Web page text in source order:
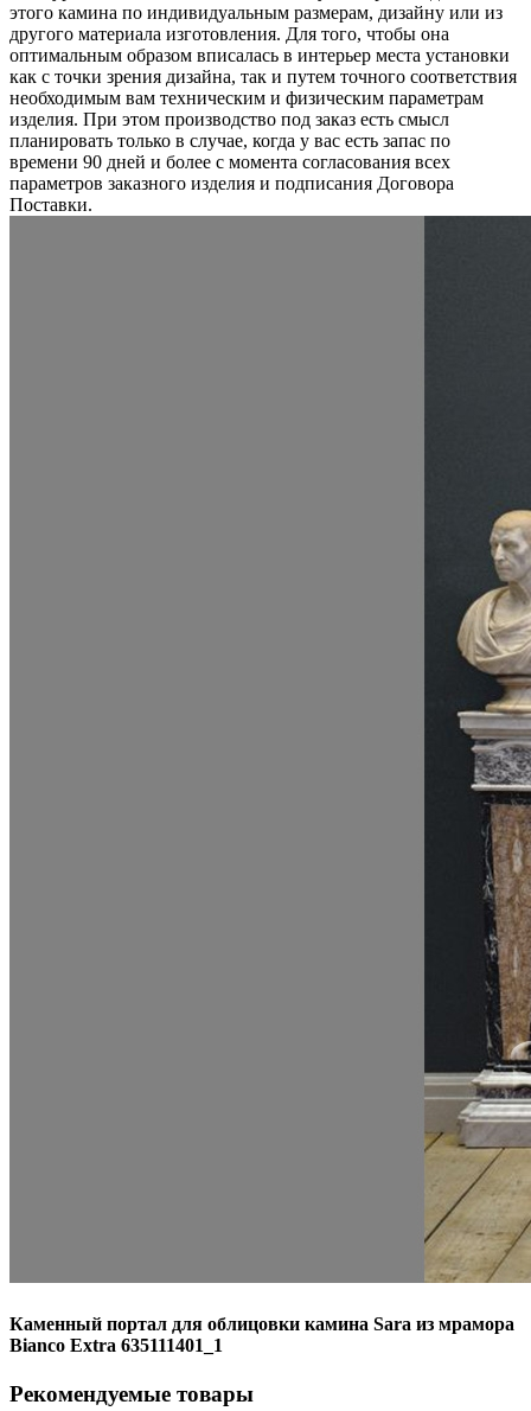
этого камина по индивидуальным размерам, дизайну или из
другого материала изготовления. Для того, чтобы она
оптимальным образом вписалась в интерьер места установки
как с точки зрения дизайна, так и путем точного соответствия
необходимым вам техническим и физическим параметрам
изделия. При этом производство под заказ есть смысл
планировать только в случае, когда у вас есть запас по
времени 90 дней и более с момента согласования всех
параметров заказного изделия и подписания Договора
Поставки.
Каменный портал для облицовки камина Sara из мрамора
Bianco Extra 635111401_1
Рекомендуемые товары